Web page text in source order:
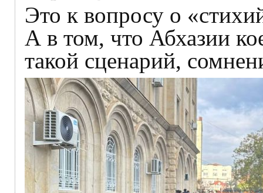
Это к вопросу о
А в том, что Абхазии
такой сценарий,